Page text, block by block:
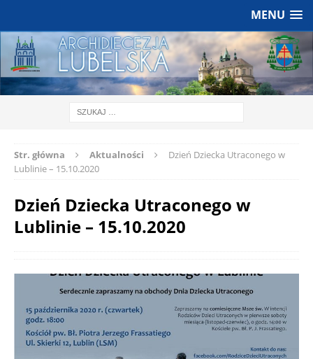
MENU
Str. główna Aktualności
Dzień Dziecka Utraconego w
Lublinie – 15.10.2020
Dzień Dziecka Utraconego w
Lublinie – 15.10.2020